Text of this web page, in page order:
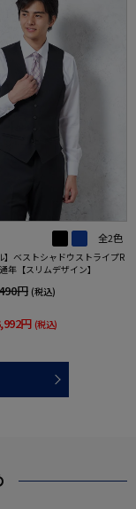
全2色
】ベストシャドウストライプR
年【スリムデザイン】
円 (税込)
円 (税込)